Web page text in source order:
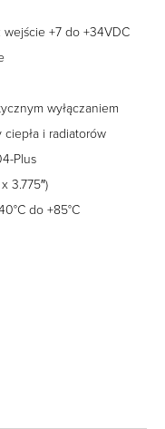
+7 do +34VDC
wyłączaniem
ciepła i radiatorów
Plus
3.775″)
do +85°C